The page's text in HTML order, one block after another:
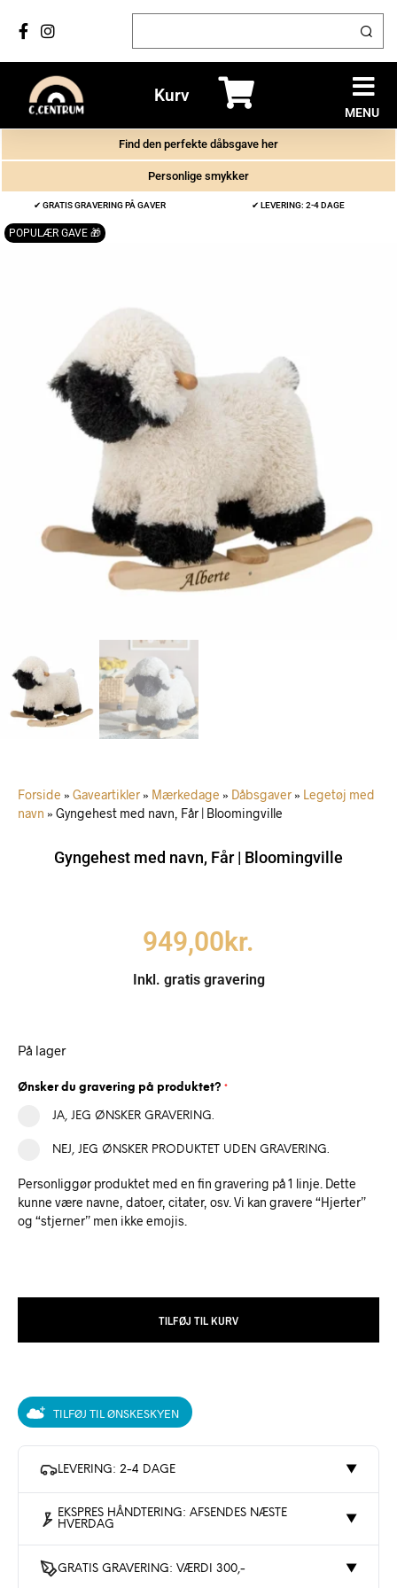
Kurv
MENU
Find den perfekte dåbsgave her
Personlige smykker
✔ GRATIS GRAVERING PÅ GAVER ✔ LEVERING: 2-4 DAGE
POPULÆR GAVE 🎁
Forside » Gaveartikler » Mærkedage » Dåbsgaver » Legetøj med
navn » Gyngehest med navn, Får | Bloomingville
Gyngehest med navn, Får | Bloomingville
949,00kr.
Inkl. gratis gravering
På lager
Ønsker du gravering på produktet? *
JA, JEG ØNSKER GRAVERING.
NEJ, JEG ØNSKER PRODUKTET UDEN GRAVERING.
Personliggør produktet med en fin gravering på 1 linje. Dette
kunne være navne, datoer, citater, osv. Vi kan gravere “Hjerter”
og “stjerner” men ikke emojis.
TILFØJ TIL KURV
TILFØJ TIL ØNSKESKYEN
LEVERING: 2-4 DAGE ▼
EKSPRES HÅNDTERING: AFSENDES NÆSTE
HVERDAG
▼
GRATIS GRAVERING: VÆRDI 300,- ▼